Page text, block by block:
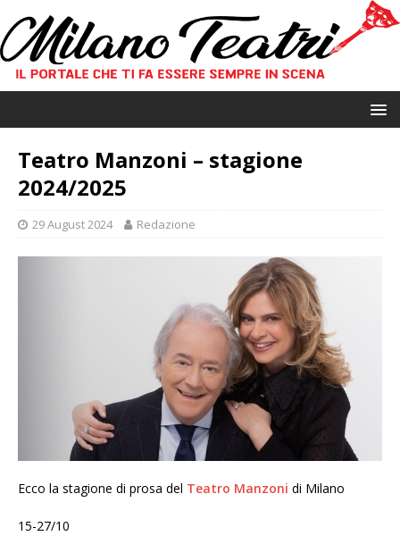
Teatro Manzoni – stagione
2024/2025
29 August 2024 Redazione
Ecco la stagione di prosa del Teatro Manzoni di Milano
15-27/10